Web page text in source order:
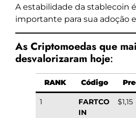
A estabilidade da stablecoin
importante para sua adoção
As Criptomoedas que
desvalorizaram hoje:
RANK Código
1
FARTCO
IN
$1,15